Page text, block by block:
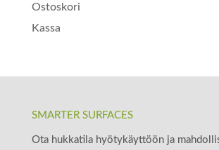
Ostoskori
Kassa
SMARTER SURFACES
Ota hukkatila hyötykäyttöön ja